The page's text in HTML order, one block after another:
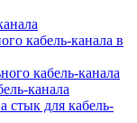
кабель-канала в
кабель-канала
канала
стык для кабель-